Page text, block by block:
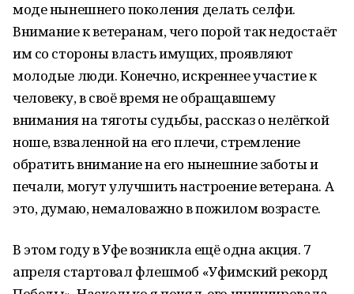
моде нынешнего поколения делать селфи.
Внимание к ветеранам, чего порой так недостаёт
им со стороны власть имущих, проявляют
молодые люди. Конечно, искреннее участие к
человеку, в своё время не обращавшему
внимания на тяготы судьбы, рассказ о нелёгкой
ноше, взваленной на его плечи, стремление
обратить внимание на его нынешние заботы и
печали, могут улучшить настроение ветерана. А
это, думаю, немаловажно в пожилом возрасте.
В этом году в Уфе возникла ещё одна акция. 7
апреля стартовал флешмоб «Уфимский рекорд